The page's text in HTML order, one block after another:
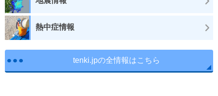
熱中症情報
tenki.jpの全情報はこちら